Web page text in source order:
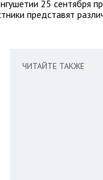
25 сентября
представят
ЧИТАЙТЕ ТАКЖЕ